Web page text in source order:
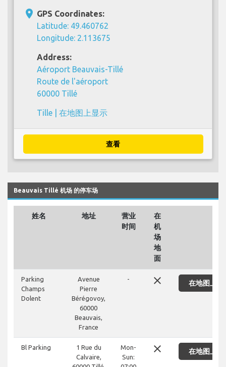
place GPS Coordinates:
Latitude: 49.460762
Longitude: 2.113675
Address:
Aéroport Beauvais-Tillé
Route de l'aéroport
60000 Tillé
Tille | 在地图上显示
查看
Beauvais Tillé 机场 的停车场
姓名 地址
营业
时间
在
机
场
地
面
Parking
Champs
Dolent
Avenue
Pierre
Bérégovoy,
60000
Beauvais,
France
- close 在地图上显
Bl Parking
1 Rue du
Calvaire,
Mon-
Sun:
close 在地图上显